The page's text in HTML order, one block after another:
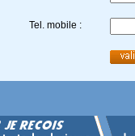
Tel. mobile :